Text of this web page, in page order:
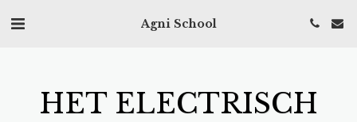
Agni School
HET ELECTRISCH